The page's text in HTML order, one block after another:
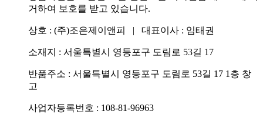
거하여 보호를 받고 있습니다.
상호 : (주)조은제이앤피 | 대표이사 : 임태권
소재지 : 서울특별시 영등포구 도림로 53길 17
반품주소 : 서울특별시 영등포구 도림로 53길 17 1층 창
고
사업자등록번호 : 108-81-96963